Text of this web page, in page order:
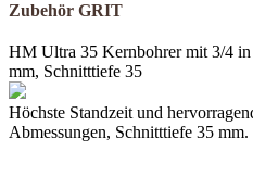
Zubehör GRIT
HM Ultra 35 Kernbohrer mit 3/4
mm, Schnitttiefe 35
Höchste Standzeit und
Abmessungen, Schnitttiefe 35 mm.